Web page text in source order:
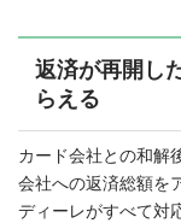
返済が再開し
らえる
カード会社との和解
会社への返済総額を
ディーレがすべて対